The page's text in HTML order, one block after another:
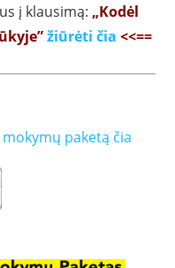
į klausimą: „Kodėl
žiūrėti čia <<==
paketą čia